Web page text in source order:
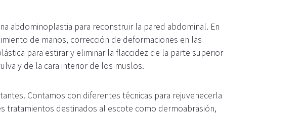
abdominoplastia para reconstruir la pared abdominal. En
de manos, corrección de deformaciones en las
para estirar y eliminar la flaccidez de la parte superior
y de la cara interior de los muslos.
Contamos con diferentes técnicas para rejuvenecerla
tratamientos destinados al escote como dermoabrasión,